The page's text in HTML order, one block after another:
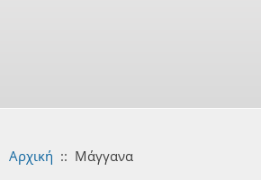
Αρχική :: Μάγγανα